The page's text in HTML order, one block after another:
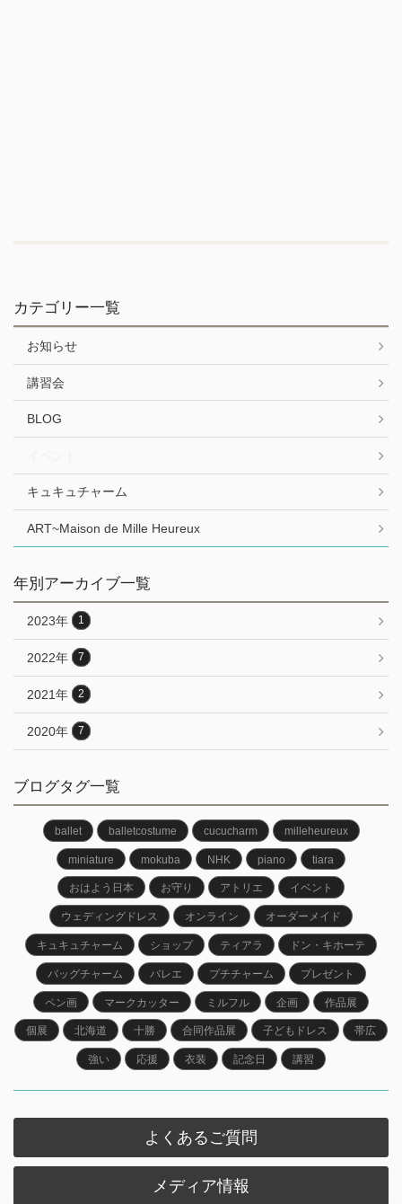
カテゴリー一覧
お知らせ
講習会
BLOG
キュキュチャーム
ART~Maison de Mille Heureux
年別アーカイブ一覧
2023年 1
2022年 7
2021年 2
2020年 7
ブログタグ一覧
ballet balletcostume cucucharm milleheureux
miniature mokuba NHK piano tiara
おはよう日本 お守り アトリエ イベント
ウェディングドレス オンライン オーダーメイド
キュキュチャーム ショップ ティアラ ドン・キホーテ
バッグチャーム バレエ プチチャーム プレゼント
ペン画 マークカッター ミルフル 企画 作品展
個展 北海道 十勝 合同作品展 子どもドレス 帯広
強い 応援 衣装 記念日 講習
よくあるご質問
メディア情報